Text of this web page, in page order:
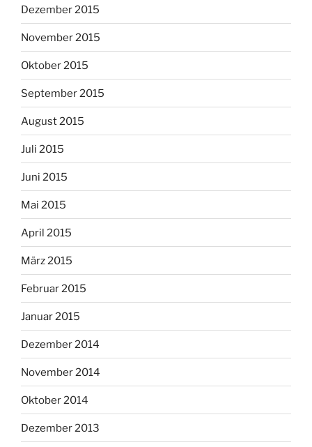
Dezember 2015
November 2015
Oktober 2015
September 2015
August 2015
Juli 2015
Juni 2015
Mai 2015
April 2015
März 2015
Februar 2015
Januar 2015
Dezember 2014
November 2014
Oktober 2014
Dezember 2013